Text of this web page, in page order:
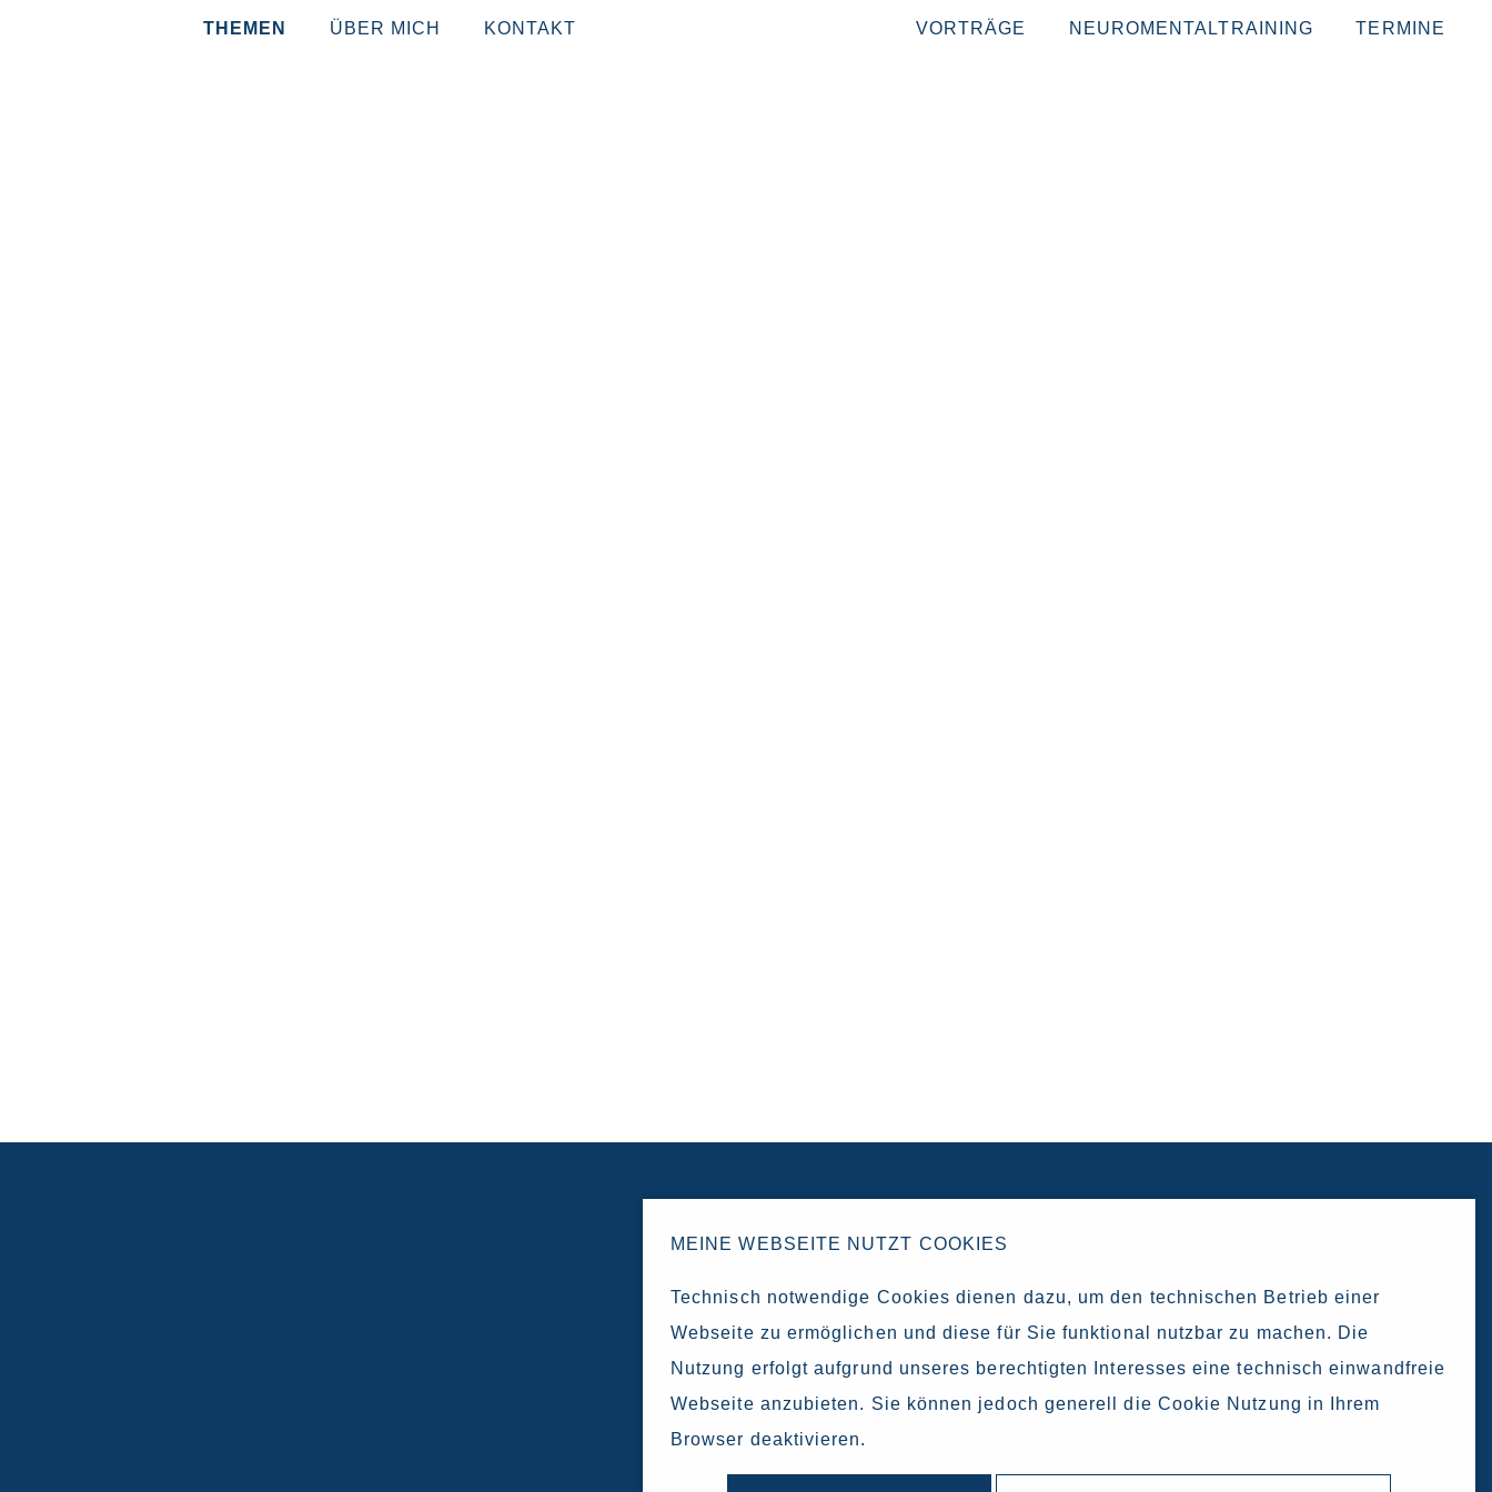
THEMEN ÜBER MICH KONTAKT VORTRÄGE NEUROMENTALTRAINING TERMINE
MEINE WEBSEITE NUTZT COOKIES
Technisch notwendige Cookies dienen dazu, um den technischen Betrieb einer
Webseite zu ermöglichen und diese für Sie funktional nutzbar zu machen. Die
Nutzung erfolgt aufgrund unseres berechtigten Interesses eine technisch einwandfreie
Webseite anzubieten. Sie können jedoch generell die Cookie Nutzung in Ihrem
Browser deaktivieren.